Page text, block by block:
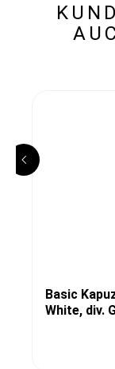
Basic
White, div.